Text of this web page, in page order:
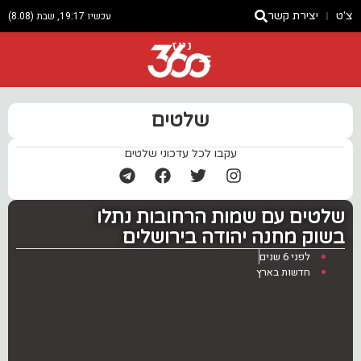
צ'ט יצירת קשר עכשיו 19:17, שבת (8.08)
ניוז
שלטים
עקבו לכל עדכוני שלטים
שלטים עם שמות הרחובות נתלו
בשוק מחנה יהודה בירושלים
לפני 6 שנים
חדשות בארץ